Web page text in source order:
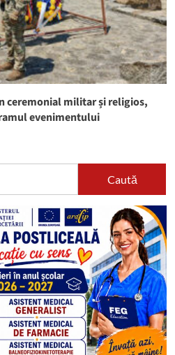
ceremonial militar și religios,
evenimentului